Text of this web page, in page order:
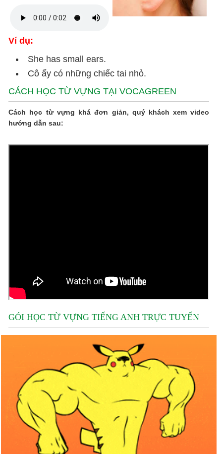
Ví dụ:
She has small ears.
Cô ấy có những chiếc tai nhỏ.
CÁCH HỌC TỪ VỰNG TẠI VOCAGREEN
Cách học từ vựng khá đơn giản, quý khách xem video
hướng dẫn sau:
GÓI HỌC TỪ VỰNG TIẾNG ANH TRỰC TUYẾN